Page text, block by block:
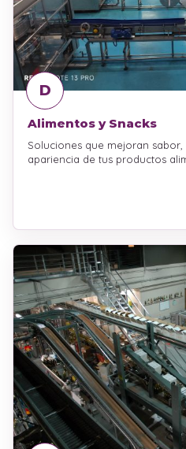
D
Alimentos y Snacks
Soluciones que mejoran
apariencia de tus productos